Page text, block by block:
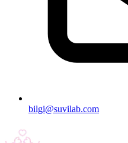
bilgi@suvilab.com